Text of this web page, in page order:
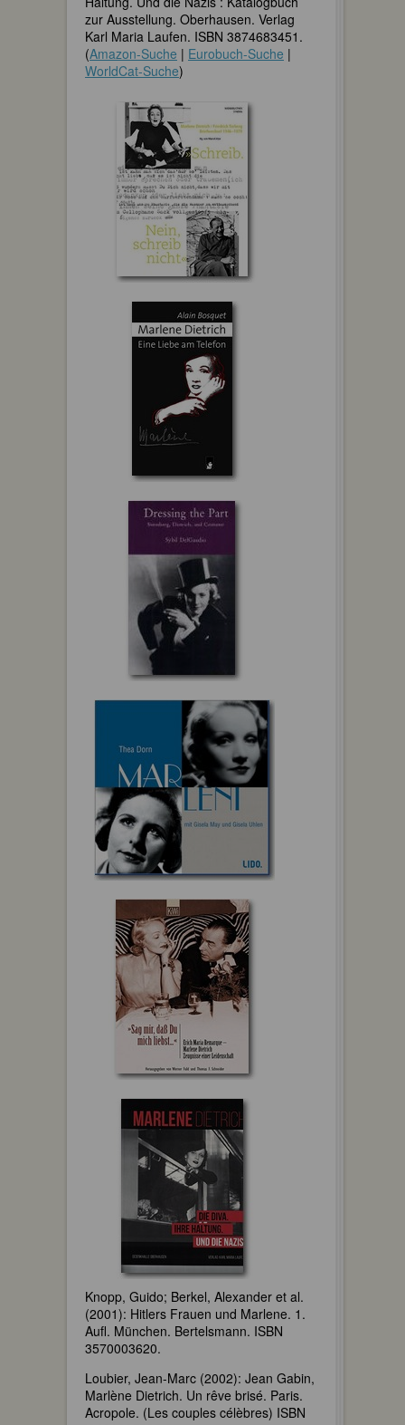
zur Ausstellung. Oberhausen. Verlag
Karl Maria Laufen. ISBN 3874683451.
(Amazon-Suche | Eurobuch-Suche |
WorldCat-Suche)
Knopp, Guido; Berkel, Alexander et al.
(2001): Hitlers Frauen und Marlene. 1.
Aufl. München. Bertelsmann. ISBN
3570003620.
Loubier, Jean-Marc (2002): Jean Gabin,
Marlène Dietrich. Un rêve brisé. Paris.
Acropole. (Les couples célèbres) ISBN